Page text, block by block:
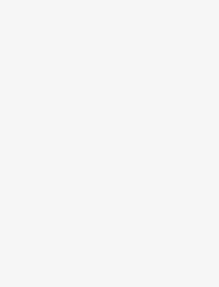
des produits
nous dans les 72 heures
ensemble une